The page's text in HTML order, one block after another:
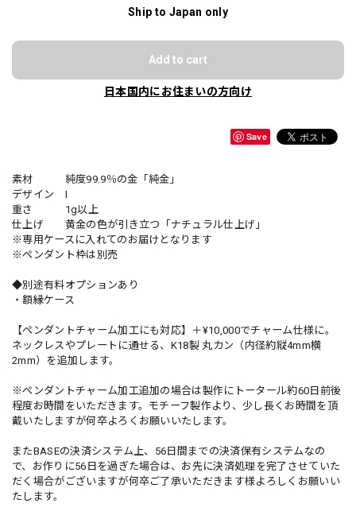
Ship to Japan only
Add to cart
日本国内にお住まいの方向け
Save
素材 純度99.9％の金「純金」
デザイン I
重さ 1g以上
仕上げ 黄金の色が引き立つ「ナチュラル仕上げ」
※専用ケースに入れてのお届けとなります
※ペンダント枠は別売
◆別途有料オプションあり
・額縁ケース
【ペンダントチャーム加工にも対応】＋¥10,000でチャーム仕様に。
ネックレスやプレートに通せる、K18製 丸カン（内径約縦4mm横
2mm）を追加します。
※ペンダントチャーム加工追加の場合は製作にトータール約60日前後
程度お時間をいただきます。モチーフ製作より、少し長くお時間を頂
戴いたしますが何卒よろくお願いいたします。
またBASEの決済システム上、56日間までの決済保有システムなの
で、お作りに56日を過ぎた場合は、お先に決済処理を完了させていた
だく場合がございますが何卒ご了承いただきます様よろしくお願いい
たします。